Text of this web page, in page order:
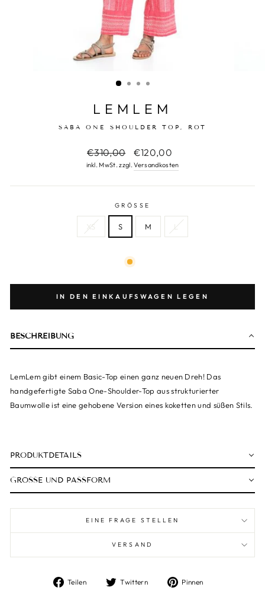
LEMLEM
SABA ONE SHOULDER TOP, ROT
Normaler
Preis
€310,00 Sonderpreis
€120,00
inkl. MwSt. zzgl.Versandkosten
GRÖSSE
XS S M L
IN DEN EINKAUFSWAGEN LEGEN
BESCHREIBUNG
LemLem gibt einem Basic-Top einen ganz neuen Dreh! Das
handgefertigte Saba One-Shoulder-Top aus strukturierter
Baumwolle ist eine gehobene Version eines koketten und süßen Stils.
PRODUKTDETAILS
GRÖSSE UND PASSFORM
EINE FRAGE STELLEN
VERSAND
Teilen
Auf
Twittern
Auf
Pinnen